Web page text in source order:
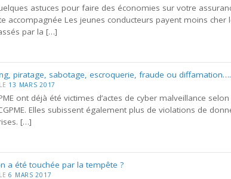
astuces pour faire des économies sur votre
accompagnée Les jeunes conducteurs payent moins cher
par la […]
piratage, sabotage, escroquerie, fraude ou diffamation….
LE 13 MARS 2017
ont déjà été victimes d’actes de cyber malveillance
Elles subissent également plus de violations de
[…]
a été touchée par la tempête ?
LE 6 MARS 2017